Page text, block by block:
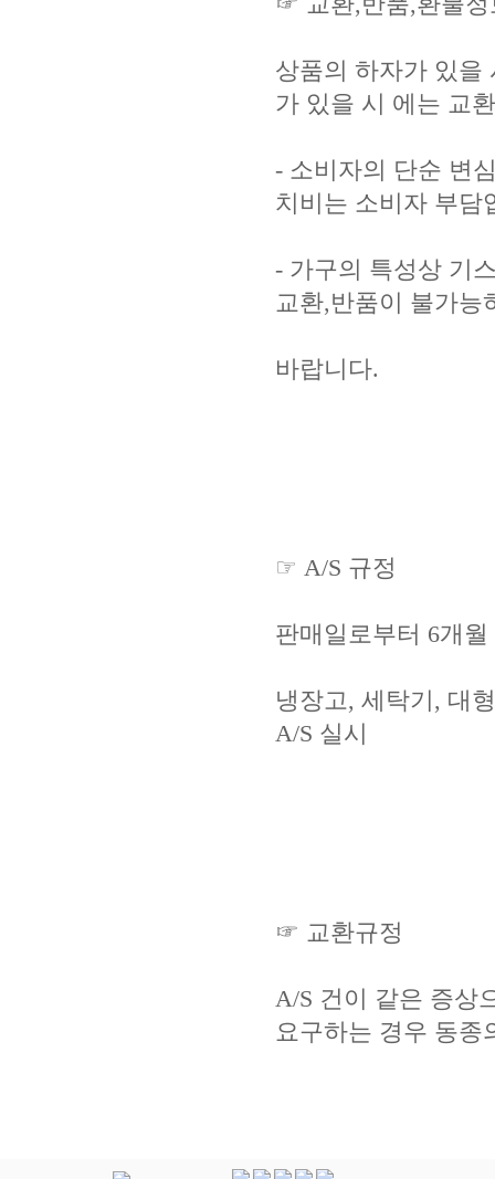
상품의 하자가 있을
가 있을 시 에는 교
- 소비자의 단순 변
치비는 소비자 부담
- 가구의 특성상 기
교환,반품이 불가능
바랍니다.
☞ A/S 규정
판매일로부터 6개
냉장고, 세탁기, 대
A/S 실시
☞ 교환규정
A/S 건이 같은 증상
요구하는 경우 동종